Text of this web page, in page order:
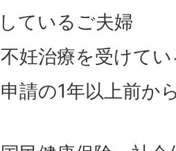
ているご夫婦
妊治療を受けて
請の1年以上前か